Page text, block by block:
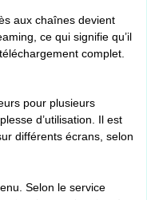
aux chaînes devient
ce qui signifie qu’il
complet.
pour plusieurs
d’utilisation. Il est
différents écrans, selon
Selon le service